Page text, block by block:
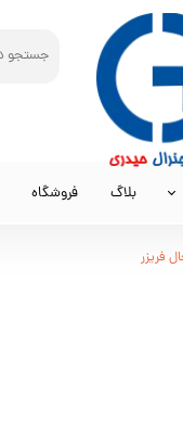
بلاگ فروشگاه
فریزر